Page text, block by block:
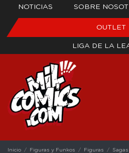
NOTICIAS SOBRE
OUTLET
LIGA DE LA
Inicio Figuras y Funkos Figuras